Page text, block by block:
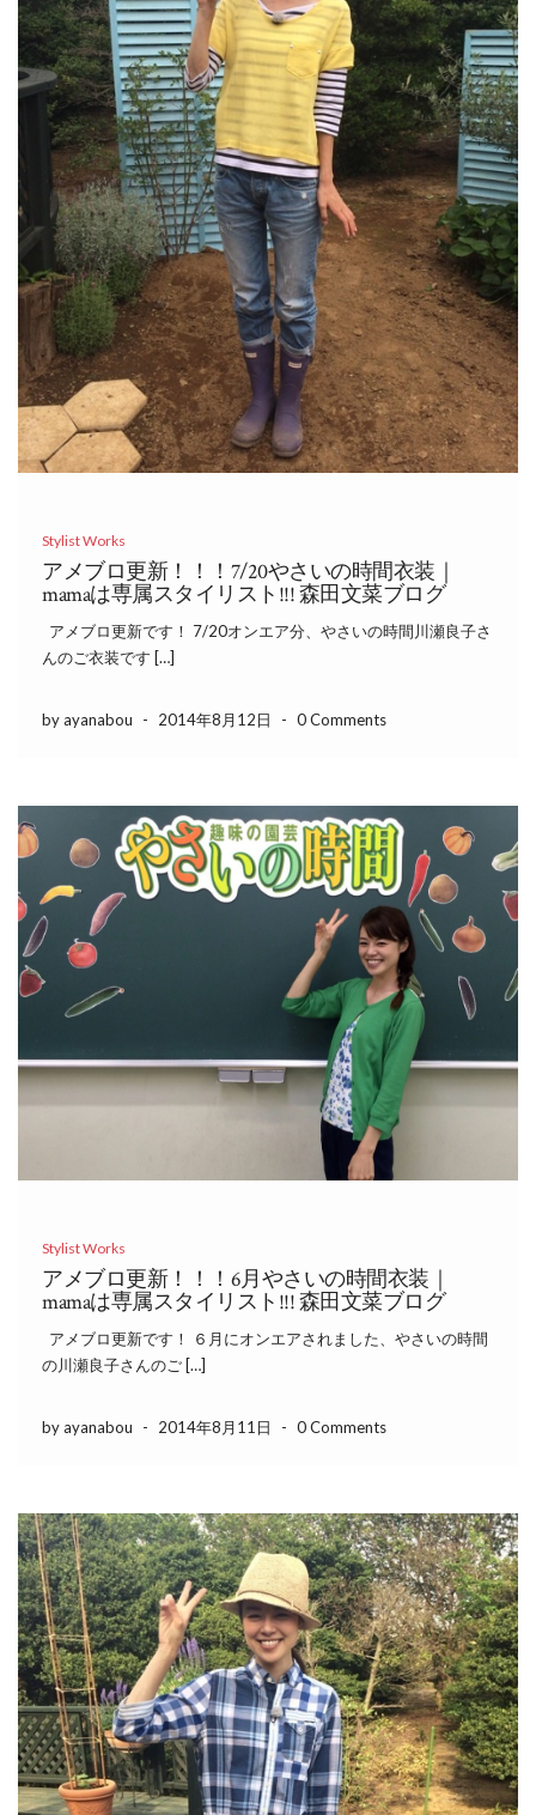
Stylist Works
アメブロ更新！！！7/20やさいの時間衣装｜
mamaは専属スタイリスト!!! 森田文菜ブログ
アメブロ更新です！ 7/20オンエア分、やさいの時間川瀬良子さ
んのご衣装です […]
by ayanabou - 2014年8月12日 - 0 Comments
Stylist Works
アメブロ更新！！！6月やさいの時間衣装｜
mamaは専属スタイリスト!!! 森田文菜ブログ
アメブロ更新です！ ６月にオンエアされました、やさいの時間
の川瀬良子さんのご […]
by ayanabou - 2014年8月11日 - 0 Comments